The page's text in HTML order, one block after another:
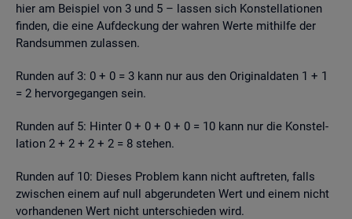
hier am Bei­spiel von 3 und 5 – las­sen sich Kon­stel­la­tio­nen
fin­den, die eine Auf­de­ckung der wah­ren Werte mit­hil­fe der
Rand­sum­men zu­las­sen.
Run­den auf 3: 0 + 0 = 3 kann nur aus den Ori­gi­nal­da­ten 1 + 1
= 2 her­vor­ge­gan­gen sein.
Run­den auf 5: Hin­ter 0 + 0 + 0 + 0 = 10 kann nur die Kon­stel­
la­ti­on 2 + 2 + 2 + 2 = 8 ste­hen.
Run­den auf 10: Die­ses Pro­blem kann nicht auf­tre­ten, falls
zwi­schen einem auf null ab­ge­run­de­ten Wert und einem nicht
vor­han­de­nen Wert nicht un­ter­schie­den wird.